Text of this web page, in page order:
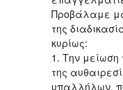
Προβάλαμε
της
κυρίως:
1. Την μείωση
της
υπαλλήλων,